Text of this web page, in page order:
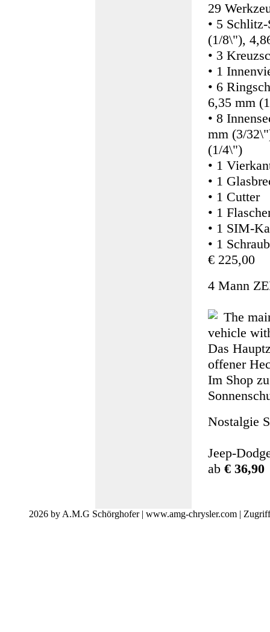
29
• 5
(1/8\"),
• 3
• 1
• 6
6,35 mm
• 8
mm (3/
(1/4\")
• 1
• 1
• 1 Cutter
• 1
• 1 SIM-
• 1
€ 225,00
4 Mann
The
vehicle
Das
offener
Im Shop
Nostalgie
Jeep-
ab € 36,90
2026 by A.M.G Schörghofer | www.amg-chrysler.com |